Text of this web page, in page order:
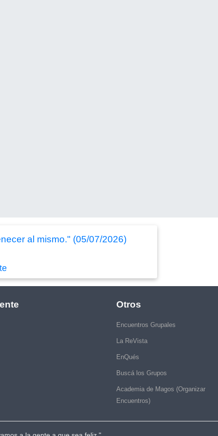
al mismo." (05/07/2026)
Otros
Encuentros Grupales
La ReVista
EnQués
Buscá los Grupos
Academia de Magos (Organizar
Encuentros)